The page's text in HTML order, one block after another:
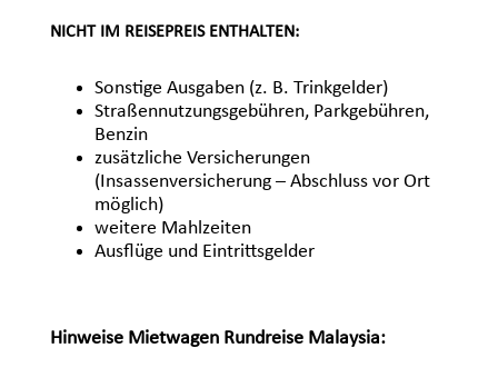
NICHT IM REISEPREIS ENTHALTEN:
Sonstige Ausgaben (z. B. Trinkgelder)
Straßennutzungsgebühren, Parkgebühren,
Benzin
zusätzliche Versicherungen
(Insassenversicherung – Abschluss vor Ort
möglich)
weitere Mahlzeiten
Ausflüge und Eintrittsgelder
Hinweise Mietwagen Rundreise Malaysia: